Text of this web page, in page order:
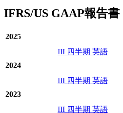
IFRS/US GAAP報告書
2025
III 四半期 英語
2024
III 四半期 英語
2023
III 四半期 英語